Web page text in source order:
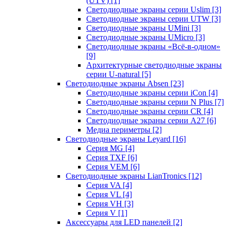
Светодиодные экраны серии Uslim [3]
Светодиодные экраны серии UTW [3]
Светодиодные экраны UMini [3]
Светодиодные экраны UMicro [3]
Светодиодные экраны «Всё-в-одном»
[9]
Архитектурные светодиодные экраны
серии U-natural [5]
Светодиодные экраны Absen [23]
Светодиодные экраны серии iCon [4]
Светодиодные экраны серии N Plus [7]
Светодиодные экраны серии CR [4]
Светодиодные экраны серии А27 [6]
Медиа периметры [2]
Светодиодные экраны Leyard [16]
Серия MG [4]
Серия TXF [6]
Серия VEM [6]
Светодиодные экраны LianTronics [12]
Серия VA [4]
Серия VL [4]
Серия VH [3]
Серия V [1]
Аксессуары для LED панелей [2]